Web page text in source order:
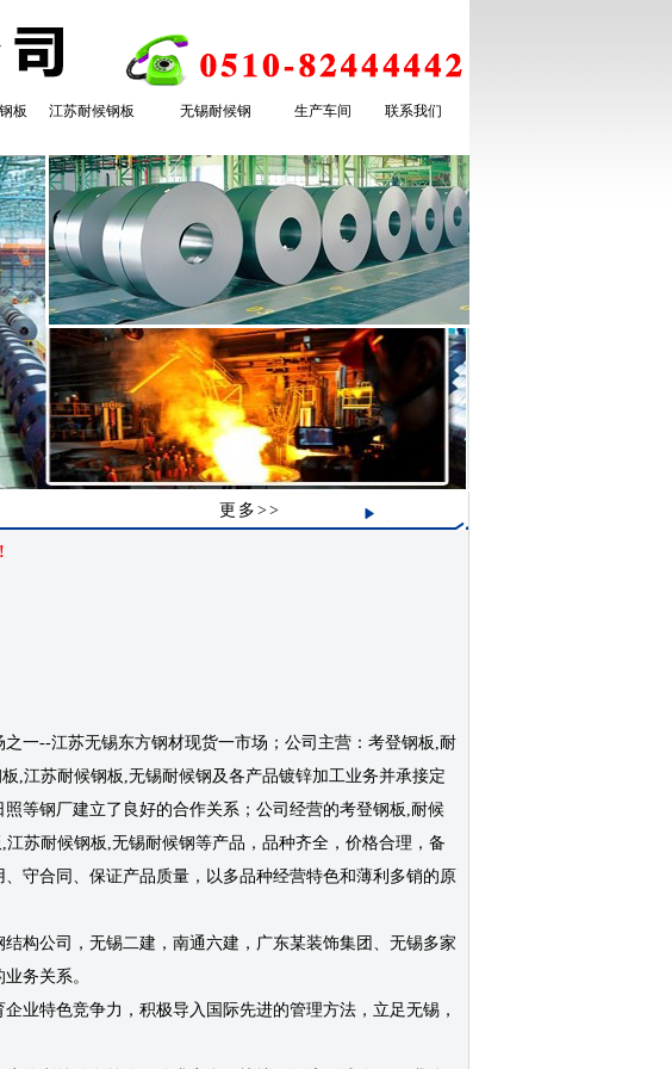
板 江苏耐候钢板 无锡耐候钢 生产车间 联系我们
更多>>
一--江苏无锡东方钢材现货一市场；公司主营：考登钢板,耐
,江苏耐候钢板,无锡耐候钢及各产品镀锌加工业务并承接定
等钢厂建立了良好的合作关系；公司经营的考登钢板,耐候
江苏耐候钢板,无锡耐候钢等产品，品种齐全，价格合理，备
守合同、保证产品质量，以多品种经营特色和薄利多销的原
构公司，无锡二建，南通六建，广东某装饰集团、无锡多家
务关系。
业特色竞争力，积极导入国际先进的管理方法，立足无锡，